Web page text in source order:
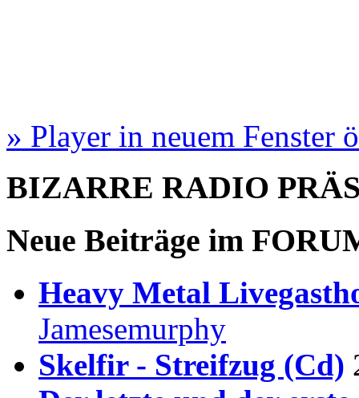
» Player in neuem Fenster
BIZARRE RADIO
Neue Beiträge im
Heavy Metal
Jamesemurphy
Skelfir - Streifzug (Cd)